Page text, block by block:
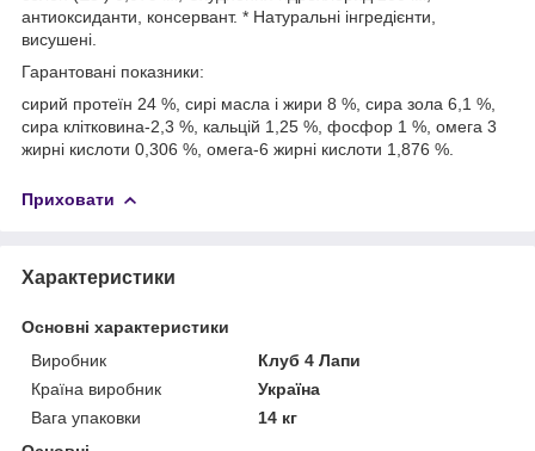
антиоксиданти, консервант. * Натуральні інгредієнти,
висушені.
Гарантовані показники:
сирий протеїн 24 %, сирі масла і жири 8 %, сира зола 6,1 %,
сира клітковина-2,3 %, кальцій 1,25 %, фосфор 1 %, омега 3
жирні кислоти 0,306 %, омега-6 жирні кислоти 1,876 %.
Приховати
Характеристики
Основні характеристики
Виробник
Клуб 4 Лапи
Країна виробник
Україна
Вага упаковки
14 кг